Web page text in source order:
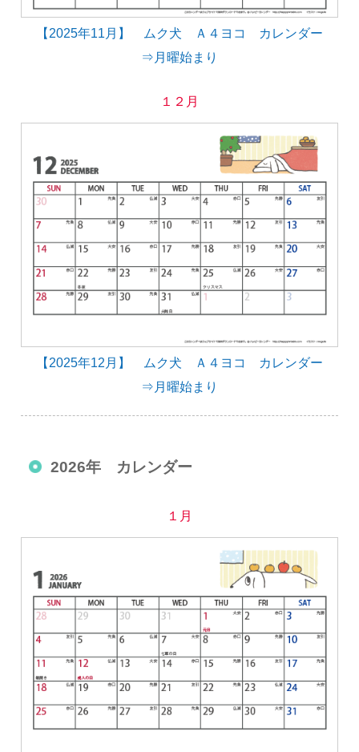
【2025年11月】 ムク犬 Ａ４ヨコ カレンダー
⇒月曜始まり
１２月
【2025年12月】 ムク犬 Ａ４ヨコ カレンダー
⇒月曜始まり
2026年 カレンダー
１月